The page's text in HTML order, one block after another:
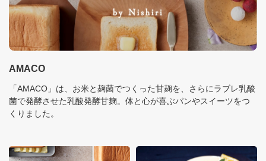
AMACO
「AMACO」は、お米と麹菌でつくった甘麹を、さらにラブレ乳酸
菌で発酵させた乳酸発酵甘麹。体と心が喜ぶパンやスイーツをつ
くりました。